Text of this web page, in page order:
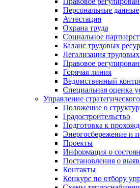
Персональные данные
Аттестация
Охрана труда
Социальное
Баланс трудовых
Легализация
Правовое
Горячая линия
Ведомственный
Специальная оценка
Управление
Положение о
Градостроительство
Подготовка к
Энергосбережение и
Проекты
Информация о
Постановления о
Контакты
Конкурс по отбору